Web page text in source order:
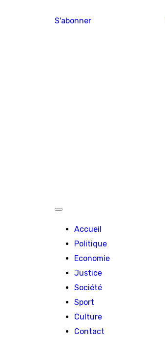
S'abonner
Accueil
Politique
Economie
Justice
Société
Sport
Culture
Contact